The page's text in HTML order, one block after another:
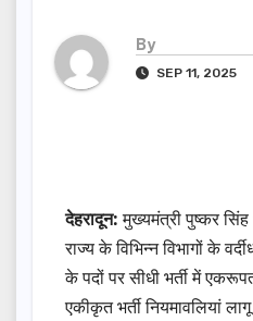
By
SEP 11, 2025
देहरादून:मुख्यमंत्री पुष्कर सिंह
राज्य के विभिन्न विभागों के
के पदों पर सीधी भर्ती में
एकीकृत भर्ती नियमावलियां